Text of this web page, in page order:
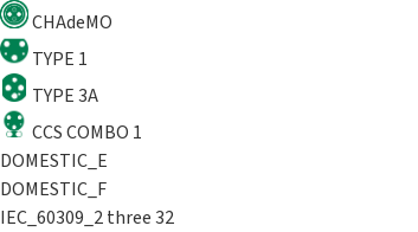
CHAdeMO
TYPE 1
TYPE 3A
CCS COMBO 1
DOMESTIC_E
DOMESTIC_F
IEC_60309_2 three 32